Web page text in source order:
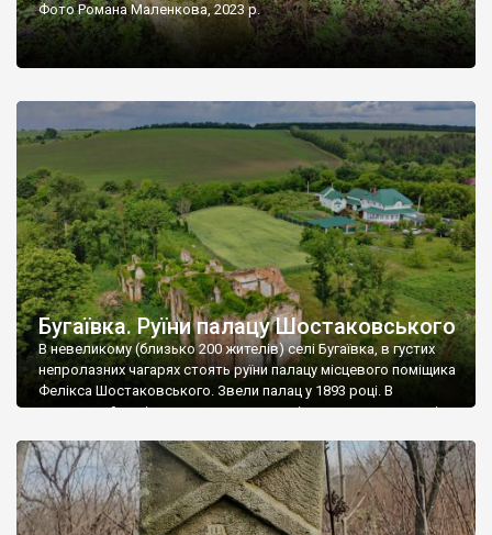
Фото Романа Маленкова, 2023 р.
Бугаївка. Руїни палацу Шостаковського
В невеликому (близько 200 жителів) селі Бугаївка, в густих
непролазних чагарях стоять руїни палацу місцевого поміщика
Фелікса Шостаковського. Звели палац у 1893 році. В
радянський період у ньому спочатку містилася школа, потім
століття тут розмістили туберкульозну лікарню. Коли із
палацу виїхала лікарня – ми точно не […]